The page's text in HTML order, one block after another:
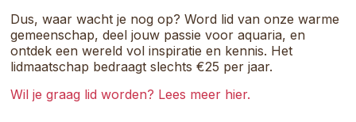
Dus, waar wacht je nog op? Word lid van onze warme
gemeenschap, deel jouw passie voor aquaria, en
ontdek een wereld vol inspiratie en kennis. Het
lidmaatschap bedraagt slechts €25 per jaar.
Wil je graag lid worden? Lees meer hier.